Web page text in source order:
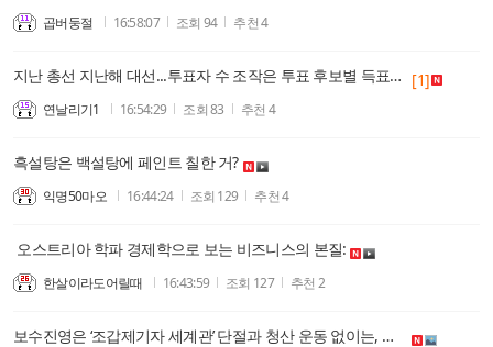
곱버둥절 16:58:07 조회 94 추천4
지난 총선 지난해 대선...투표자 수 조작은 투표 후보별 득표수도 조작했다는 말? [1]
연날리기1 16:54:29 조회83 추천 4
흑설탕은 백설탕에 페인트 칠한 거?
익명50마오 16:44:24 조회 129 추천4
오스트리아 학파 경제학으로 보는 비즈니스의 본질:
한살이라도어릴때 16:43:59 조회 127 추천 2
보수진영은 ‘조갑제기자 세계관’ 단절과 청산 운동 없이는, 부정선거 피해를 계속 당할 수 밖에 없지 않나요? 무의미한 광장 웅변대회 집어치워야 합니다.